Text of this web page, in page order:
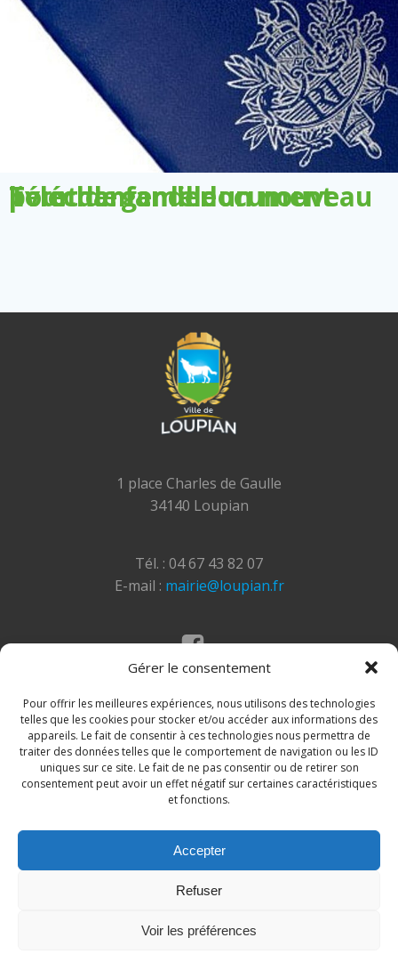
Gérer le consentement
Pour offrir les meilleures expériences, nous utilisons des technologies
telles que les cookies pour stocker et/ou accéder aux informations des
appareils. Le fait de consentir à ces technologies nous permettra de
traiter des données telles que le comportement de navigation ou les ID
uniques sur ce site. Le fait de ne pas consentir ou de retirer son
consentement peut avoir un effet négatif sur certaines caractéristiques
et fonctions.
Accepter
Refuser
Voir les préférences
Télécharger le document pour demander un nouveau livret de famille
1 place Charles de Gaulle
34140 Loupian
Tél. : 04 67 43 82 07
E-mail : mairie@loupian.fr
© 2026 Site de la commune de Loupian. Un service
proposé parComm'un Site